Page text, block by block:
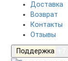
Доставка
Возврат
Контакты
Отзывы
Поддержка